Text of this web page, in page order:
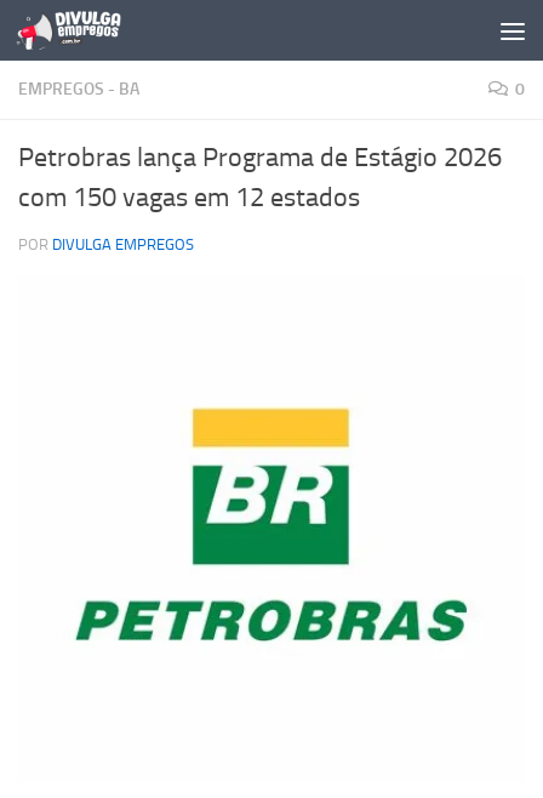
Skip to content
EMPREGOS - BA 0
Petrobras lança Programa de Estágio 2026
com 150 vagas em 12 estados
POR DIVULGA EMPREGOS